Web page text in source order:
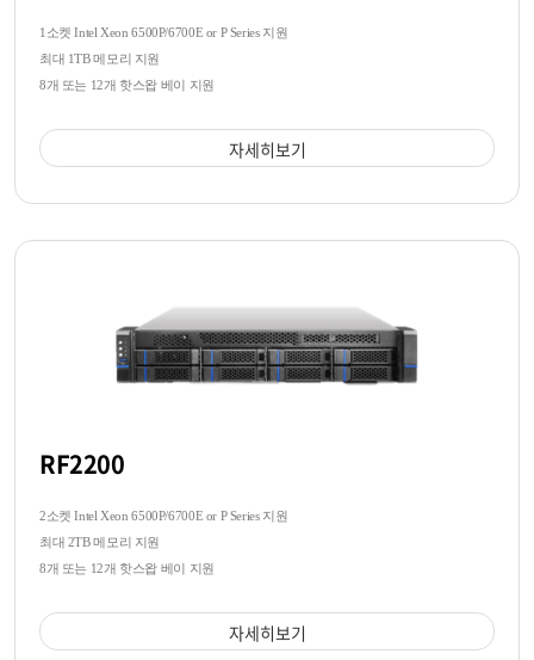
1소켓 Intel Xeon 6500P/6700E or P Series 지원
최대 1TB 메모리 지원
8개 또는 12개 핫스왑 베이 지원
자세히보기
RF2200
2소켓 Intel Xeon 6500P/6700E or P Series 지원
최대 2TB 메모리 지원
8개 또는 12개 핫스왑 베이 지원
자세히보기